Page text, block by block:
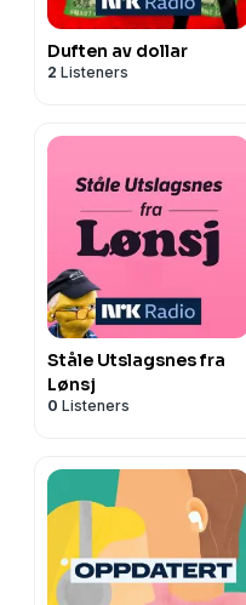
Duften av dollar
2 Listeners
Ståle Utslagsnes fra
Lønsj
0 Listeners